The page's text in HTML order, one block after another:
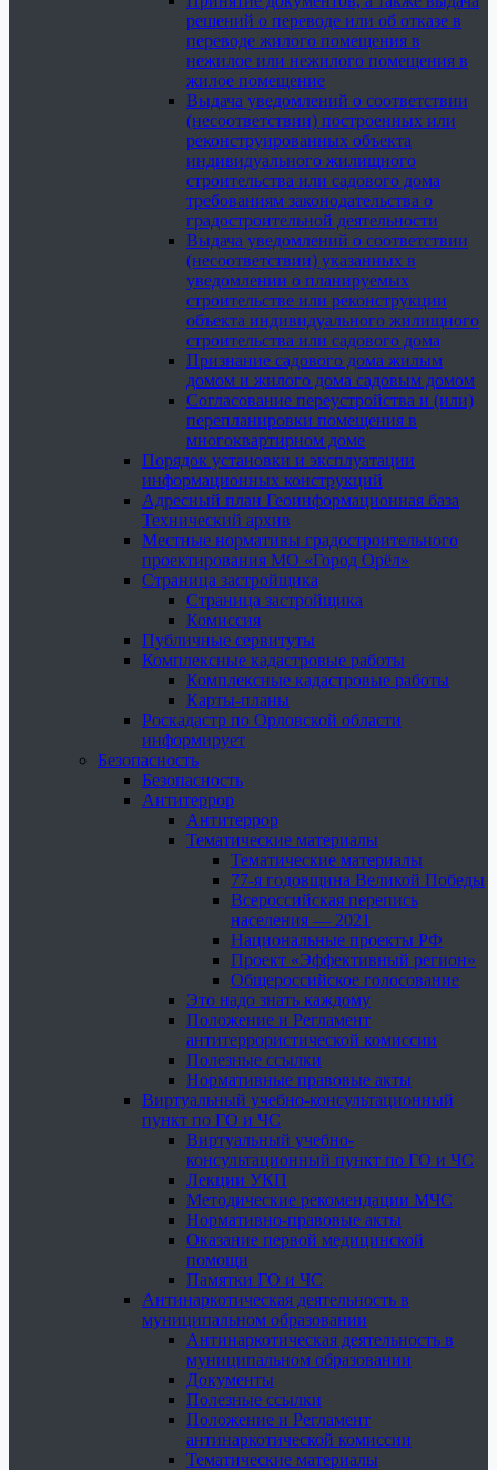
решений о переводе или об отказе в
переводе жилого помещения в
нежилое или нежилого помещения в
жилое помещение
Выдача уведомлений о соответствии
(несоответствии) построенных или
реконструированных объекта
индивидуального жилищного
строительства или садового дома
требованиям законодательства о
градостроительной деятельности
Выдача уведомлений о соответствии
(несоответствии) указанных в
уведомлении о планируемых
строительстве или реконструкции
объекта индивидуального жилищного
строительства или садового дома
Признание садового дома жилым
домом и жилого дома садовым домом
Согласование переустройства и (или)
перепланировки помещения в
многоквартирном доме
Порядок установки и эксплуатации
информационных конструкций
Адресный план Геоинформационная база
Технический архив
Местные нормативы градостроительного
проектирования МО «Город Орёл»
Страница застройщика
Страница застройщика
Комиссия
Публичные сервитуты
Комплексные кадастровые работы
Комплексные кадастровые работы
Карты-планы
Роскадастр по Орловской области
информирует
Безопасность
Безопасность
Антитеррор
Антитеррор
Тематические материалы
Тематические материалы
77-я годовщина Великой Победы
Всероссийская перепись
населения — 2021
Национальные проекты РФ
Проект «Эффективный регион»
Общероссийское голосование
Это надо знать каждому
Положение и Регламент
антитеррористической комиссии
Полезные ссылки
Нормативные правовые акты
Виртуальный учебно-консультационный
пункт по ГО и ЧС
Виртуальный учебно-
консультационный пункт по ГО и ЧС
Лекции УКП
Методические рекомендации МЧС
Нормативно-правовые акты
Оказание первой медицинской
помощи
Памятки ГО и ЧС
Антинаркотическая деятельность в
муниципальном образовании
Антинаркотическая деятельность в
муниципальном образовании
Документы
Полезные ссылки
Положение и Регламент
антинаркотической комиссии
Тематические материалы